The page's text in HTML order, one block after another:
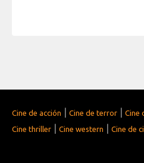
Cine de acción | Cine de terror | Cine
Cine thriller | Cine western | Cine de